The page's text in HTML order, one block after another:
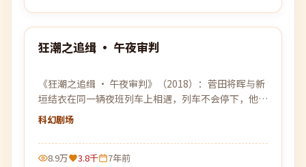
最新
狂潮之追缉 · 午夜审判
《狂潮之追缉 · 午夜审判》（2018）：菅田将晖与新
垣结衣在同一辆夜班列车上相遇，列车不会停下，他们
也不能停下。
科幻剧场
8.9万 3.8千 7年前